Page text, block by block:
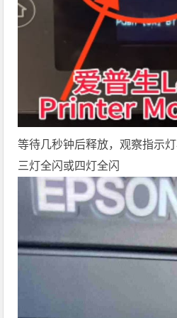
等待几秒钟后释放，观察指示
三灯全闪或四灯全闪